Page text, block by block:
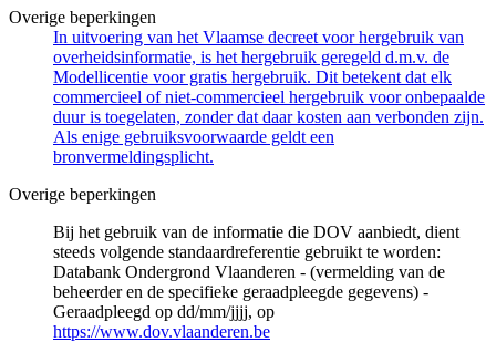
Overige beperkingen
In uitvoering van het Vlaamse decreet voor hergebruik van
overheidsinformatie, is het hergebruik geregeld d.m.v. de
Modellicentie voor gratis hergebruik. Dit betekent dat elk
commercieel of niet-commercieel hergebruik voor onbepaalde
duur is toegelaten, zonder dat daar kosten aan verbonden zijn.
Als enige gebruiksvoorwaarde geldt een
bronvermeldingsplicht.
Overige beperkingen
Bij het gebruik van de informatie die DOV aanbiedt, dient
steeds volgende standaardreferentie gebruikt te worden:
Databank Ondergrond Vlaanderen - (vermelding van de
beheerder en de specifieke geraadpleegde gegevens) -
Geraadpleegd op dd/mm/jjjj, op
https://www.dov.vlaanderen.be